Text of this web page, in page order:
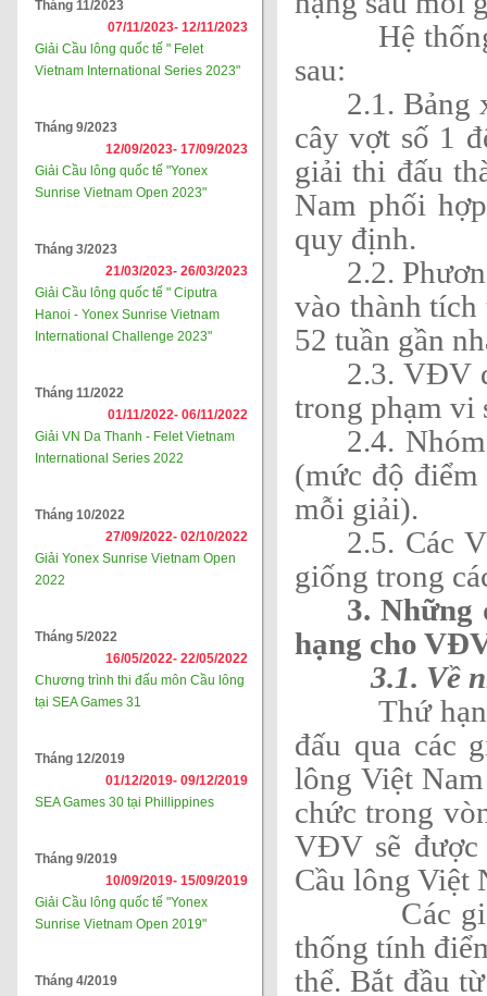
Tháng 11/2023
07/11/2023- 12/11/2023
Giải Cầu lông quốc tế " Felet
Vietnam International Series 2023"
Tháng 9/2023
12/09/2023- 17/09/2023
Giải Cầu lông quốc tế "Yonex
Sunrise Vietnam Open 2023"
Tháng 3/2023
21/03/2023- 26/03/2023
Giải Cầu lông quốc tế " Ciputra
Hanoi - Yonex Sunrise Vietnam
International Challenge 2023"
Tháng 11/2022
01/11/2022- 06/11/2022
Giải VN Da Thanh - Felet Vietnam
International Series 2022
Tháng 10/2022
27/09/2022- 02/10/2022
Giải Yonex Sunrise Vietnam Open
2022
Tháng 5/2022
16/05/2022- 22/05/2022
Chương trình thi đấu môn Cầu lông
tại SEA Games 31
Tháng 12/2019
01/12/2019- 09/12/2019
SEA Games 30 tại Phillippines
Tháng 9/2019
10/09/2019- 15/09/2019
Giải Cầu lông quốc tế "Yonex
Sunrise Vietnam Open 2019"
Tháng 4/2019
Hệ thống
sau:
2.1. Bảng
cây vợt số 1
giải thi đấu
Nam phối
quy định.
2.2.
vào thành
52 tuần gần
2.3. VĐV
trong phạm vi
2.4.
(mức độ
mỗi giải).
2.5. Các
giống trong
3. Những
hạng cho
3.1. Về
Thứ hạng
đấu qua các
lông Việt
chức trong
VĐV sẽ được
Cầu lông Việt
Các giải
thống tính
thể. Bắt đầu